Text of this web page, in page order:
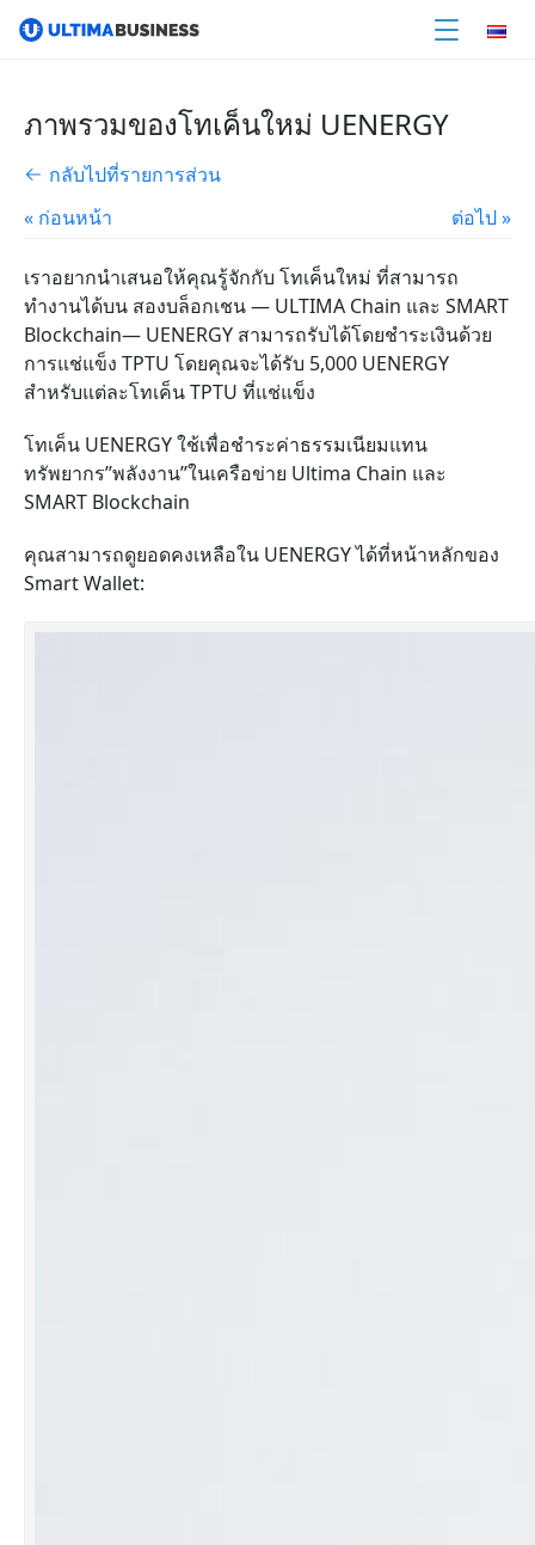
ภาพรวมของโทเค็นใหม่ UENERGY
กลับไปที่รายการส่วน
« ก่อนหน้า
ต่อไป »
เราอยากนำเสนอให้คุณรู้จักกับ โทเค็นใหม่ ที่สามารถ
ทำงานได้บน สองบล็อกเชน — ULTIMA Chain และ SMART
Blockchain— UENERGY สามารถรับได้โดยชำระเงินด้วย
การแช่แข็ง TPTU โดยคุณจะได้รับ 5,000 UENERGY
สำหรับแต่ละโทเค็น TPTU ที่แช่แข็ง
โทเค็น UENERGY ใช้เพื่อชำระค่าธรรมเนียมแทน
ทรัพยากร’’พลังงาน’’ในเครือข่าย Ultima Chain และ
SMART Blockchain
คุณสามารถดูยอดคงเหลือใน UENERGY ได้ที่หน้าหลักของ
Smart Wallet: